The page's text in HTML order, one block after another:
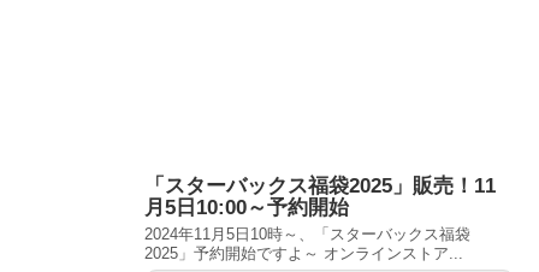
「スターバックス福袋2025」販売！11
月5日10:00～予約開始
2024年11月5日10時～、「スターバックス福袋
2025」予約開始ですよ～ オンラインストア...